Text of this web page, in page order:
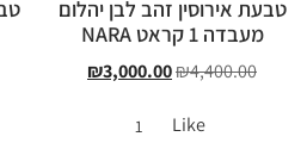
טבעת אירוסין זהב לבן יהלום
מעבדה 1 קראט NARA
₪4,400.00
₪3,000.00
Like